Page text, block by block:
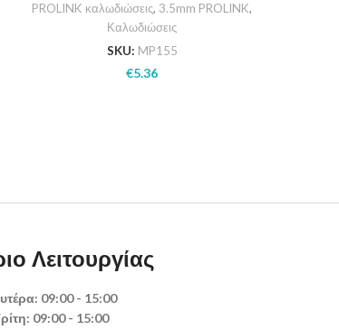
PROLINK καλωδιώσεις, 3.5mm PROLINK,
Καλωδιώσεις
SKU: MP155
€5.36
Λειτουργίας
09:00 - 15:00
09:00 - 15:00